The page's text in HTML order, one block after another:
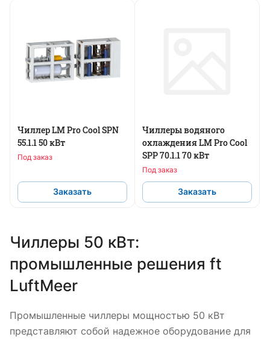
Чиллер LM Pro Cool SPN
55.1.1 50 кВт
Под заказ
Заказать
Чиллеры водяного
охлаждения LM Pro Cool
SPP 70.1.1 70 кВт
Под заказ
Заказать
Чиллеры 50 кВт:
промышленные решения ft
LuftMeer
Промышленные чиллеры мощностью 50 кВт
представляют собой надежное оборудование для